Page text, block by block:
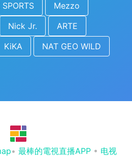
SPORTS
Mezzo
Nick Jr.
ARTE
KiKA
NAT GEO WILD
• 最棒的電視直播APP • 电视